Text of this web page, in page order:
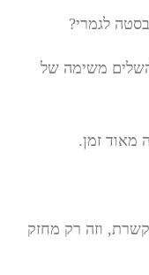
לגמרי?
משימה של
זמן.
וזה רק מחזק